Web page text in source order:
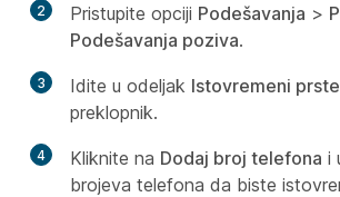
2 Pristupite opciji Podešavanja >
Podešavanja poziva.
3 Idite u odeljak Istovremeni
preklopnik.
4 Kliknite na Dodaj broj telefona i
brojeva telefona da biste